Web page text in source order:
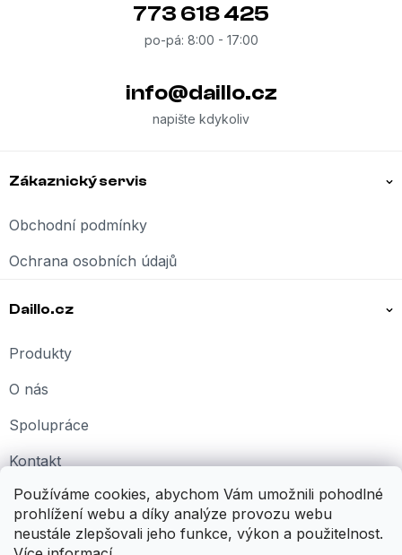
Používáme cookies, abychom Vám umožnili pohodlné
prohlížení webu a díky analýze provozu webu
neustále zlepšovali jeho funkce, výkon a použitelnost.
info@daillo.cz
773 618 425
Zákaznický servis
Obchodní podmínky
Ochrana osobních údajů
Daillo.cz
Produkty
O nás
Spolupráce
Kontakt
Kariéra